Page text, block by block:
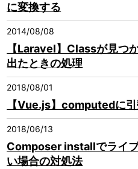
に変換する
2014/08/08
【Laravel】Classが見つ
出たときの処理
2018/08/01
【Vue.js】computedに
2018/06/13
Composer installでライ
い場合の対処法